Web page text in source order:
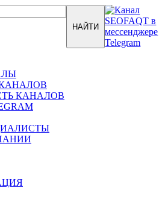
КАНАЛОВ